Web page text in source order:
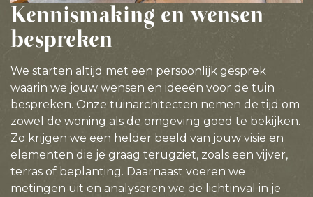
Kennismaking en wensen
bespreken
We starten altijd met een persoonlijk gesprek
waarin we jouw wensen en ideeën voor de tuin
bespreken. Onze tuinarchitecten nemen de tijd om
zowel de woning als de omgeving goed te bekijken.
Zo krijgen we een helder beeld van jouw visie en
elementen die je graag terugziet, zoals een vijver,
terras of beplanting. Daarnaast voeren we
metingen uit en analyseren we de lichtinval in je